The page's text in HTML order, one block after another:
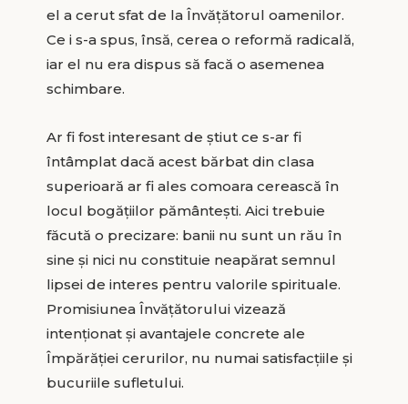
el a cerut sfat de la Învățătorul oamenilor.
Ce i s-a spus, însă, cerea o reformă radicală,
iar el nu era dispus să facă o asemenea
schimbare.
Ar fi fost interesant de știut ce s-ar fi
întâmplat dacă acest bărbat din clasa
superioară ar fi ales comoara cerească în
locul bogățiilor pământești. Aici trebuie
făcută o precizare: banii nu sunt un rău în
sine și nici nu constituie neapărat semnul
lipsei de interes pentru valorile spirituale.
Promisiunea Învățătorului vizează
intenționat și avantajele concrete ale
Împărăției cerurilor, nu numai satisfacțiile și
bucuriile sufletului.